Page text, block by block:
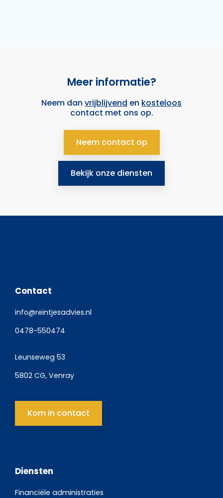
Meer informatie?
Neem dan vrijblijvend en kosteloos
contact met ons op.
Neem contact op
Bekijk onze diensten
Contact
info@reintjesadvies.nl
0478-550474
Leunseweg 53
5802 CG, Venray
Kom in contact
Diensten
Financiële administraties